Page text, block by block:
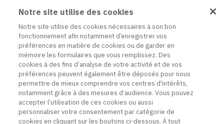
Contact
Notre site utilise des cookies
Notre site utilise des cookies nécessaires à son bon
fonctionnement afin notamment d’enregistrer vos
préférences en matière de cookies ou de garder en
mémoire les formulaires que vous remplissez. Des
cookies à des fins d’analyse de votre activité et de vos
préférences peuvent également être déposés pour nous
permettre de mieux comprendre vos centres d'intérêts,
notamment grâce à des mesures d’audience. Vous pouvez
accepter l’utilisation de ces cookies ou aussi
personnaliser votre consentement par catégorie de
cookies en cliquant sur les boutons ci-dessous. À tout